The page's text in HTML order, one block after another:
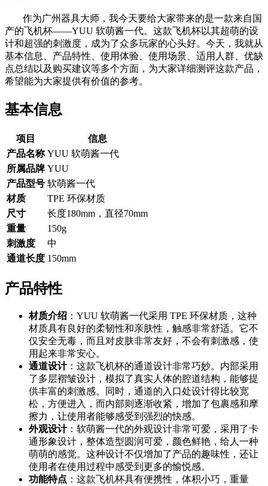
作为广州器具大师，我今天要给大家带来的是一款来自国
产的飞机杯——YUU 软萌酱一代。这款飞机杯以其超萌的设
计和超强的刺激度，成为了众多玩家的心头好。今天，我就从
基本信息、产品特性、使用体验、使用场景、适用人群、优缺
点总结以及购买建议等多个方面，为大家详细测评这款产品，
希望能为大家提供有价值的参考。
基本信息
项目
信息
产品名称 YUU 软萌酱一代
所属品牌 YUU
产品型号 软萌酱一代
材质
TPE 环保材质
尺寸
长度180mm，直径70mm
重量
150g
刺激度
中
通道长度 150mm
产品特性
材质介绍 ：YUU 软萌酱一代采用 TPE 环保材质，这种
材质具有良好的柔韧性和亲肤性，触感非常舒适。它不
仅安全无毒，而且对皮肤非常友好，不会有刺激感，使
用起来非常安心。
通道设计：这款飞机杯的通道设计非常巧妙。内部采用
了多层褶皱设计，模拟了真实人体的腔道结构，能够提
供丰富的刺激感。同时，通道的入口处设计得比较宽
松，方便进入，而内部则逐渐收紧，增加了包裹感和摩
擦力，让使用者能够感受到强烈的快感。
外观设计：软萌酱一代的外观设计非常可爱，采用了卡
通形象设计，整体造型圆润可爱，颜色鲜艳，给人一种
萌萌的感觉。这种设计不仅增加了产品的趣味性，还让
使用者在使用过程中感受到更多的愉悦感。
功能特点 ：这款飞机杯具有便携性，体积小巧，重量